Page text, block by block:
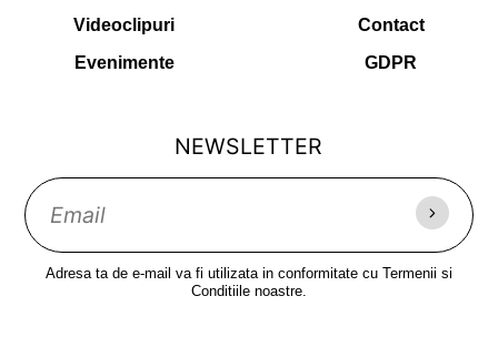
Videoclipuri
Evenimente
Contact
GDPR
NEWSLETTER
Adresa ta de e-mail va fi utilizata in conformitate cu Termenii si
Conditiile noastre.